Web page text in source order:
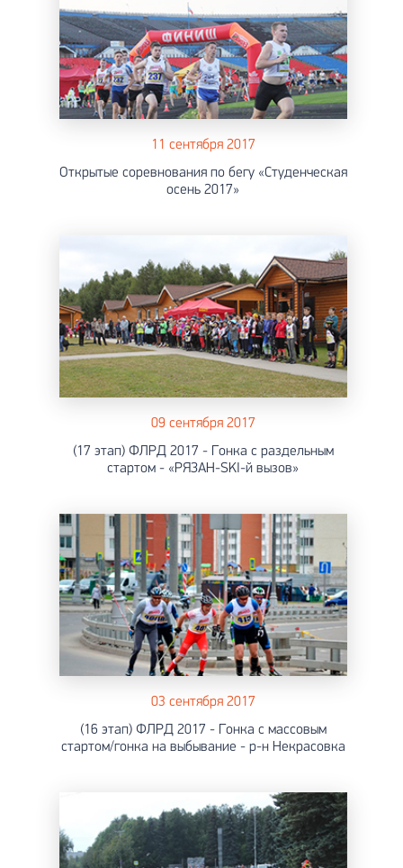
11 сентября 2017
Открытые соревнования по бегу «Студенческая
осень 2017»
09 сентября 2017
(17 этап) ФЛРД 2017 - Гонка с раздельным
стартом - «РЯЗАН-SKI-й вызов»
03 сентября 2017
(16 этап) ФЛРД 2017 - Гонка с массовым
стартом/гонка на выбывание - р-н Некрасовка